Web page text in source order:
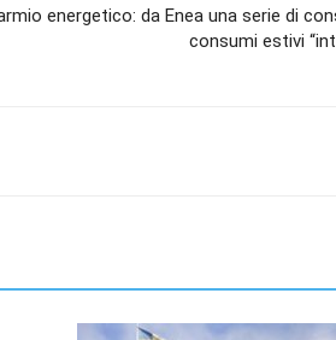
energetico: da Enea una serie di
consumi estivi